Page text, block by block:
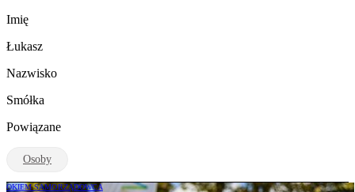
Imię
Łukasz
Nazwisko
Smółka
Powiązane
Osoby
OKIEM SAMORZĄDOWCA